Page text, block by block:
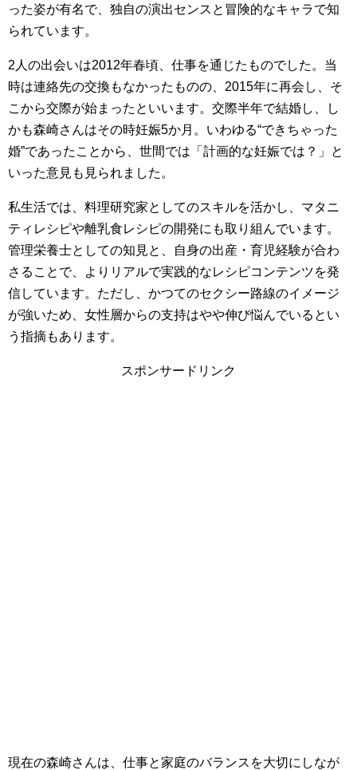
った姿が有名で、独自の演出センスと冒険的なキャラで知
られています。
2人の出会いは2012年春頃、仕事を通じたものでした。当
時は連絡先の交換もなかったものの、2015年に再会し、そ
こから交際が始まったといいます。交際半年で結婚し、し
かも森崎さんはその時妊娠5か月。いわゆる“できちゃった
婚”であったことから、世間では「計画的な妊娠では？」と
いった意見も見られました。
私生活では、料理研究家としてのスキルを活かし、マタニ
ティレシピや離乳食レシピの開発にも取り組んでいます。
管理栄養士としての知見と、自身の出産・育児経験が合わ
さることで、よりリアルで実践的なレシピコンテンツを発
信しています。ただし、かつてのセクシー路線のイメージ
が強いため、女性層からの支持はやや伸び悩んでいるとい
う指摘もあります。
スポンサードリンク
現在の森崎さんは、仕事と家庭のバランスを大切にしなが